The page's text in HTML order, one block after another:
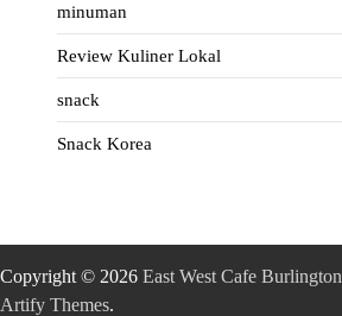
minuman
Review Kuliner Lokal
snack
Snack Korea
Copyright © 2026 East West Cafe Burlington
Artify Themes.